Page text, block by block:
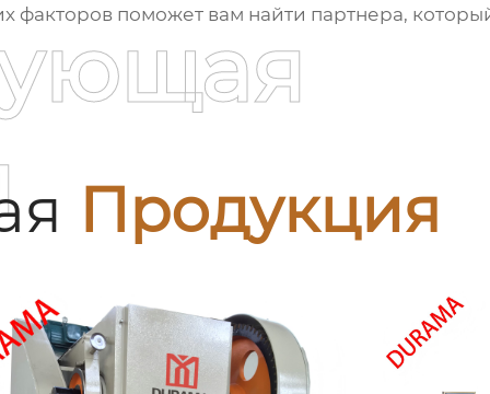
факторов поможет вам найти партнера,
Продукция